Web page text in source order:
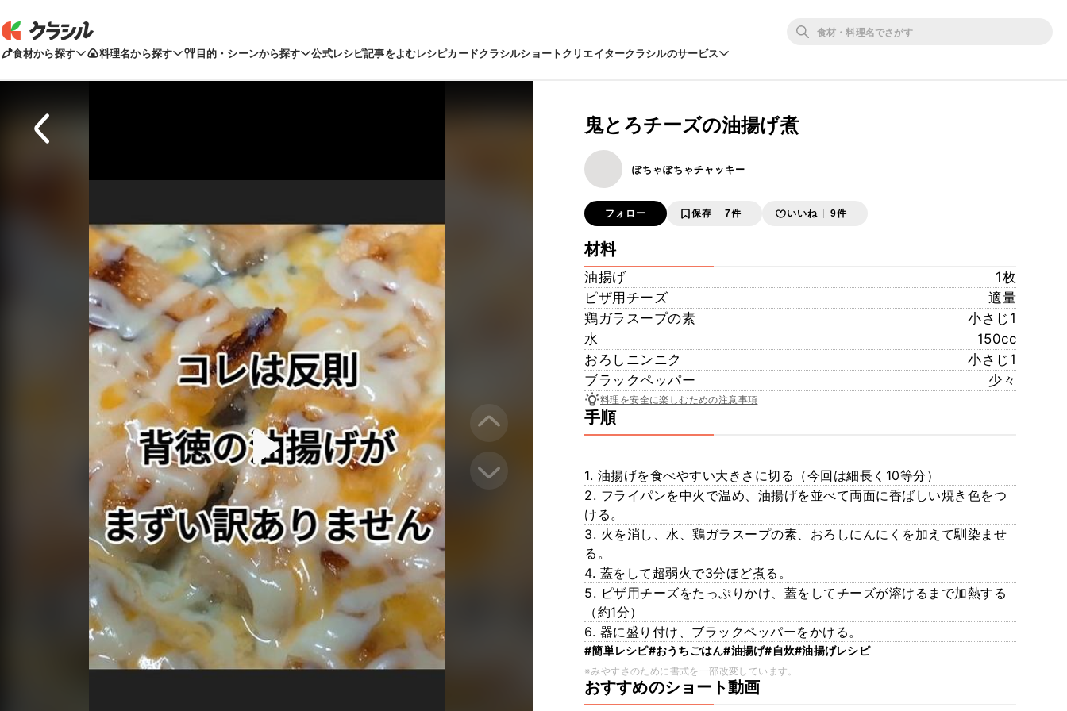
食材から探す 料理名から探す 目的・シーンから探す 公式レシピ記事をよむレシピカードクラシルショートクリエイタークラシルのサービス
鬼とろチーズの油揚げ煮
ぽちゃぽちゃチャッキー
フォロー 保存 7件 いいね 9件
材料
油揚げ
1枚
ピザ用チーズ
適量
鶏ガラスープの素
小さじ1
水
150cc
おろしニンニク
小さじ1
ブラックペッパー
少々
料理を安全に楽しむための注意事項
手順
1. 油揚げを食べやすい大きさに切る（今回は細長く10等分）
2. フライパンを中火で温め、油揚げを並べて両面に香ばしい焼き色をつ
ける。
3. 火を消し、水、鶏ガラスープの素、おろしにんにくを加えて馴染ませ
る。
4. 蓋をして超弱火で3分ほど煮る。
5. ピザ用チーズをたっぷりかけ、蓋をしてチーズが溶けるまで加熱する
（約1分）
6. 器に盛り付け、ブラックペッパーをかける。
#簡単レシピ#おうちごはん#油揚げ#自炊#油揚げレシピ
※みやすさのために書式を一部改変しています。
おすすめのショート動画